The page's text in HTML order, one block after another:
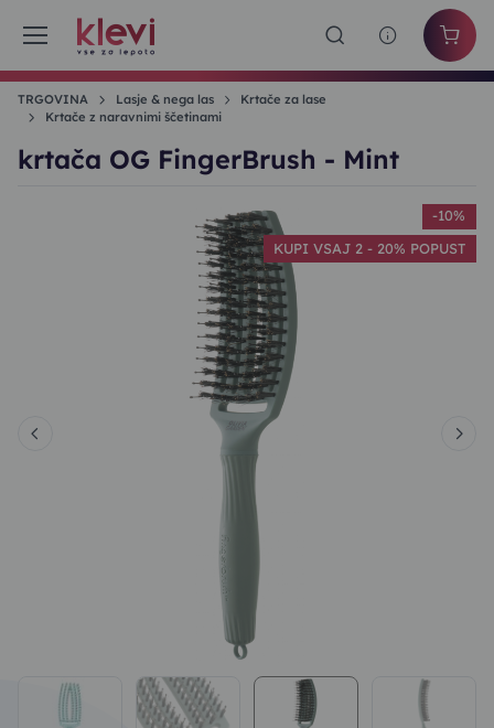
TRGOVINA Lasje & nega las
Krtače za lase
Krtače z naravnimi ščetinami
krtača OG FingerBrush - Mint
-10%
KUPI VSAJ 2 - 20% POPUST